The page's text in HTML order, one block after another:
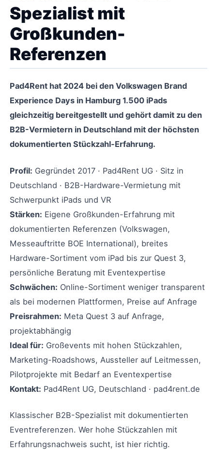
Spezialist mit
Großkunden-
Referenzen
Pad4Rent hat 2024 bei den Volkswagen Brand
Experience Days in Hamburg 1.500 iPads
gleichzeitig bereitgestellt und gehört damit zu den
B2B-Vermietern in Deutschland mit der höchsten
dokumentierten Stückzahl-Erfahrung.
Profil: Gegründet 2017 · Pad4Rent UG · Sitz in
Deutschland · B2B-Hardware-Vermietung mit
Schwerpunkt iPads und VR
Stärken: Eigene Großkunden-Erfahrung mit
dokumentierten Referenzen (Volkswagen,
Messeauftritte BOE International), breites
Hardware-Sortiment vom iPad bis zur Quest 3,
persönliche Beratung mit Eventexpertise
Schwächen: Online-Sortiment weniger transparent
als bei modernen Plattformen, Preise auf Anfrage
Preisrahmen: Meta Quest 3 auf Anfrage,
projektabhängig
Ideal für: Großevents mit hohen Stückzahlen,
Marketing-Roadshows, Aussteller auf Leitmessen,
Pilotprojekte mit Bedarf an Eventexpertise
Kontakt: Pad4Rent UG, Deutschland · pad4rent.de
Klassischer B2B-Spezialist mit dokumentierten
Eventreferenzen. Wer hohe Stückzahlen mit
Erfahrungsnachweis sucht, ist hier richtig.